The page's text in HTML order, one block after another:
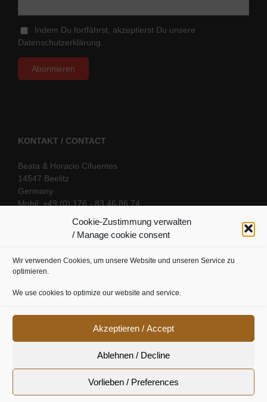
Cookie-Zustimmung verwalten
/ Manage cookie consent
Wir verwenden Cookies, um unsere Website und unseren Service zu
optimieren.
We use cookies to optimize our website and service.
Akzeptieren / Accept
Ablehnen / Decline
Vorlieben / Preferences
Indem Du fortfährst, akzeptierst Du unsere
Datenschutzerklärung.
KONTAKT / CONTACT
Beata & Horacio Cifuentes
14547 Beelitz
Germany
Mobil: +49 (0) 176 - 83 46 86 74
SOCIAL LINKS
Cookie Richtline|Datenschutz|Urheberrecht|Impressum